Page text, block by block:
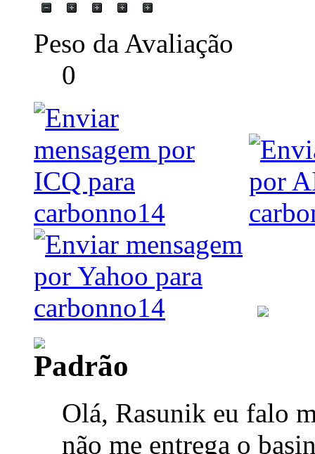
Peso da Avaliação
0
Olá, Rasunik eu falo
não me entrega o